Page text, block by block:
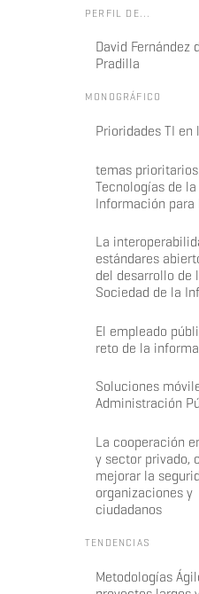
PERFIL DE...
David Fernández
Pradilla
MONOGRÁFICO
Prioridades TI en
temas
Tecnologías de la
Información para
La
estándares
del desarrollo de
Sociedad de la
El empleado
reto de la
Soluciones
Administración
La cooperación
y sector privado,
mejorar la
organizaciones y
ciudadanos
TENDENCIAS
Metodologías